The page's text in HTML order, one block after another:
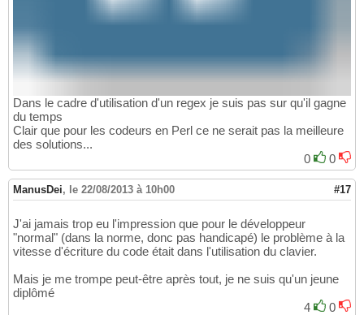
Dans le cadre d'utilisation d'un regex je suis pas sur qu'il gagne
du temps
Clair que pour les codeurs en Perl ce ne serait pas la meilleure
des solutions...
0
0
ManusDei, le 22/08/2013 à 10h00 #17
J'ai jamais trop eu l'impression que pour le développeur
"normal" (dans la norme, donc pas handicapé) le problème à la
vitesse d'écriture du code était dans l'utilisation du clavier.
Mais je me trompe peut-être après tout, je ne suis qu'un jeune
diplômé
4
0